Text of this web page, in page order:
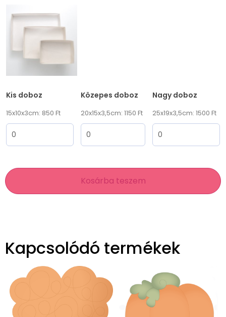
Kis doboz
15x10x3cm: 850 Ft
Közepes doboz
20x15x3,5cm: 1150 Ft
Nagy doboz
25x19x3,5cm: 1500 Ft
Kosárba teszem
Kapcsolódó termékek